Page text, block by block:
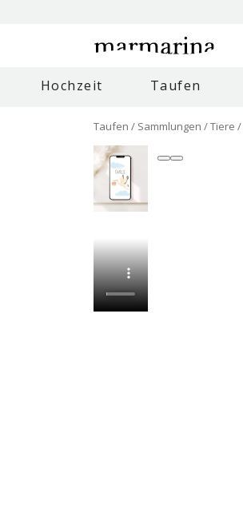
Hochzeit Taufen
Taufen Sammlungen Tiere